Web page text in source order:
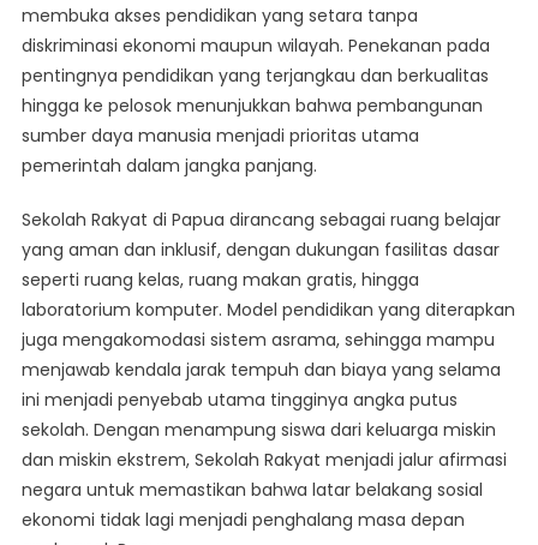
membuka akses pendidikan yang setara tanpa
diskriminasi ekonomi maupun wilayah. Penekanan pada
pentingnya pendidikan yang terjangkau dan berkualitas
hingga ke pelosok menunjukkan bahwa pembangunan
sumber daya manusia menjadi prioritas utama
pemerintah dalam jangka panjang.
Sekolah Rakyat di Papua dirancang sebagai ruang belajar
yang aman dan inklusif, dengan dukungan fasilitas dasar
seperti ruang kelas, ruang makan gratis, hingga
laboratorium komputer. Model pendidikan yang diterapkan
juga mengakomodasi sistem asrama, sehingga mampu
menjawab kendala jarak tempuh dan biaya yang selama
ini menjadi penyebab utama tingginya angka putus
sekolah. Dengan menampung siswa dari keluarga miskin
dan miskin ekstrem, Sekolah Rakyat menjadi jalur afirmasi
negara untuk memastikan bahwa latar belakang sosial
ekonomi tidak lagi menjadi penghalang masa depan